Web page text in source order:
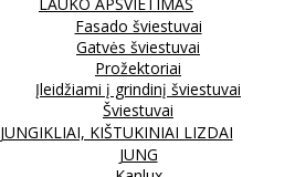
Fasado šviestuvai
Gatvės šviestuvai
Prožektoriai
Įleidžiami į grindinį šviestuvai
Šviestuvai
JUNGIKLIAI, KIŠTUKINIAI LIZDAI
JUNG